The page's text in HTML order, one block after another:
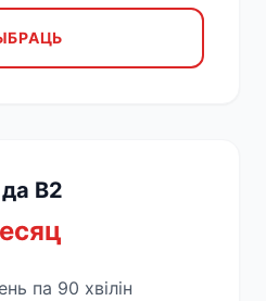
B2
па 90 хвілін